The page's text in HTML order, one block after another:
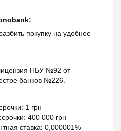
покупку на удобное
НБУ №92 от
банков №226.
1 грн
400 000 грн
ставка: 0,000001%